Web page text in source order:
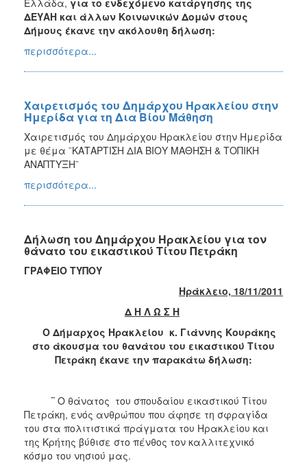
ΔΕΥΑΗ και άλλων Κοινωνικών Δομών στους
Δήμους έκανε την ακόλουθη δήλωση:
περισσότερα...
Χαιρετισμός του Δημάρχου Ηρακλείου στην
Ημερίδα για τη Δια Βίου Μάθηση
Χαιρετισμός του Δημάρχου Ηρακλείου στην Ημερίδα
με θέμα ¨ΚΑΤΑΡΤΙΣΗ ΔΙΑ ΒΙΟΥ ΜΑΘΗΣΗ & ΤΟΠΙΚΗ
ΑΝΑΠΤΥΞΗ¨
περισσότερα...
Δήλωση του Δημάρχου Ηρακλείου για τον
θάνατο του εικαστικού Τίτου Πετράκη
ΓΡΑΦΕΙΟ ΤΥΠΟΥ
Ηράκλειο, 18/11/2011
Δ Η Λ Ω Σ Η
Ο Δήμαρχος Ηρακλείου κ. Γιάννης Κουράκης
στο άκουσμα του θανάτου του εικαστικού Τίτου
Πετράκη έκανε την παρακάτω δήλωση:
¨ Ο θάνατος του σπουδαίου εικαστικού Τίτου
Πετράκη, ενός ανθρώπου που άφησε τη σφραγίδα
του στα πολιτιστικά πράγματα του Ηρακλείου και
της Κρήτης βύθισε στο πένθος τον καλλιτεχνικό
κόσμο του νησιού μας.